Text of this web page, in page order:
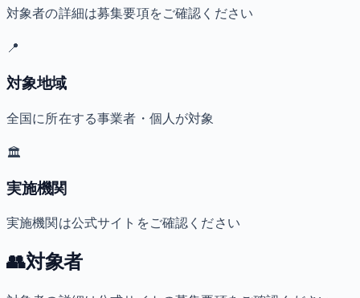
対象者の詳細は募集要項をご確認ください
📍
対象地域
全国に所在する事業者・個人が対象
🏛️
実施機関
実施機関は公式サイトをご確認ください
👥対象者